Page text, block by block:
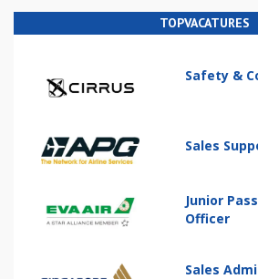
TOPVACATURES
Safety &
Sales
Junior
Officer
Sales